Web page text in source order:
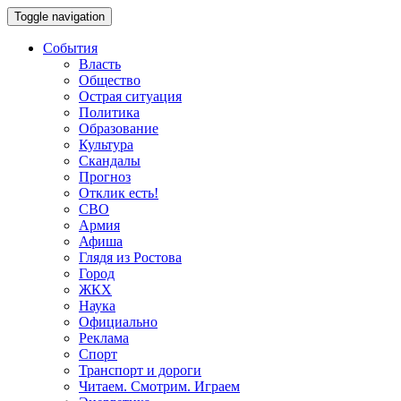
Toggle navigation
События
Власть
Общество
Острая ситуация
Политика
Образование
Культура
Скандалы
Прогноз
Отклик есть!
СВО
Армия
Афиша
Глядя из Ростова
Город
ЖКХ
Наука
Официально
Реклама
Спорт
Транспорт и дороги
Читаем. Смотрим. Играем